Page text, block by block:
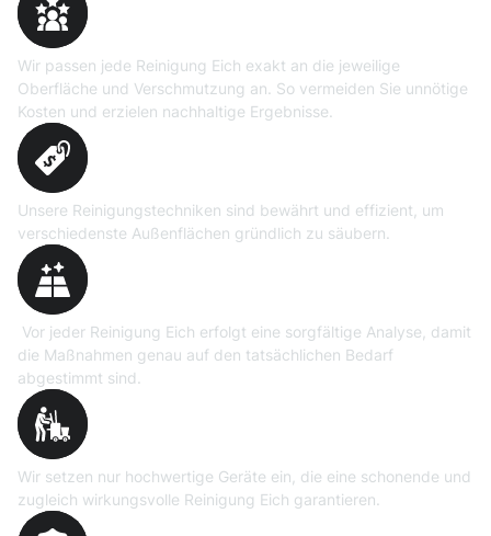
Wir passen jede Reinigung Eich exakt an die jeweilige
Oberfläche und Verschmutzung an. So vermeiden Sie unnötige
Kosten und erzielen nachhaltige Ergebnisse.
Unsere Reinigungstechniken sind bewährt und effizient, um
verschiedenste Außenflächen gründlich zu säubern.
Vor jeder Reinigung Eich erfolgt eine sorgfältige Analyse, damit
die Maßnahmen genau auf den tatsächlichen Bedarf
abgestimmt sind.
Wir setzen nur hochwertige Geräte ein, die eine schonende und
zugleich wirkungsvolle Reinigung Eich garantieren.